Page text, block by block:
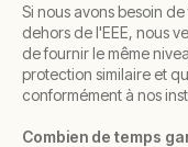
Si nous avons besoin
dehors de l'EEE, nous
de fournir le même
protection similaire et
conformément à nos
Combien de temps